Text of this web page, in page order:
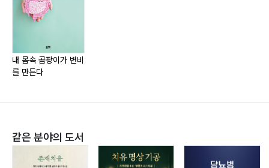
Acidophilin, Bacteriocin에 내성이 생길 수 있나?
얼마 동안 복용해야 하나?
는 것이 비결이다!!
유산균(Probiotics)은 대장청소가 끝난 후 넣어 주는 것
유산균이 장 속에서 정착을 할까?
이 토종균들은 영원히 증식하나?
장 효과가 좋은 자연치료제를 찾기 위해 무수한 제품의 성
분들을 임상에 실험하고 분석해왔다. 이 책은 저자가 평생
에 걸친 연구와 경험을 바탕으로 한 놀라운 결과물이다.
그간 밝혀낸 칸디다증의 비법을 이 책에 남김없이 쏟아낸
저자는 현재 미국 캘리포니아주에서 자연의학의 연구와
내 몸속 곰팡이가 변비
를 만든다
같은 분야의 도서